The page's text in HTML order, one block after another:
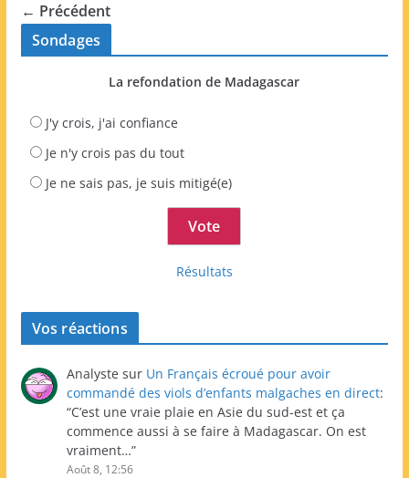
← Précédent
Sondages
La refondation de Madagascar
J'y crois, j'ai confiance
Je n'y crois pas du tout
Je ne sais pas, je suis mitigé(e)
Résultats
Vos réactions
Analyste sur Un Français écroué pour avoir
commandé des viols d’enfants malgaches en direct:
“C’est une vraie plaie en Asie du sud-est et ça
commence aussi à se faire à Madagascar. On est
vraiment…”
Août 8, 12:56